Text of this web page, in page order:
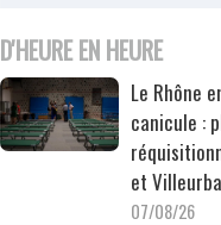
D'HEURE EN HEURE
Le Rhône
canicule :
et
07/08/26